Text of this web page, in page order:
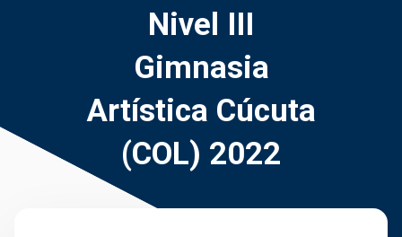
Nivel III
Gimnasia
Artística Cúcuta
(COL) 2022